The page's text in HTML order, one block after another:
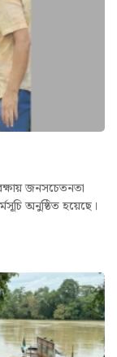
জনসচেতনতা
অনুষ্ঠিত হয়েছে।